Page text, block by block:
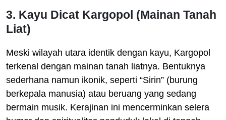
3. Kayu Dicat Kargopol (Mainan Tanah
Liat)
Meski wilayah utara identik dengan kayu, Kargopol
terkenal dengan mainan tanah liatnya. Bentuknya
sederhana namun ikonik, seperti “Sirin” (burung
berkepala manusia) atau beruang yang sedang
bermain musik. Kerajinan ini mencerminkan selera